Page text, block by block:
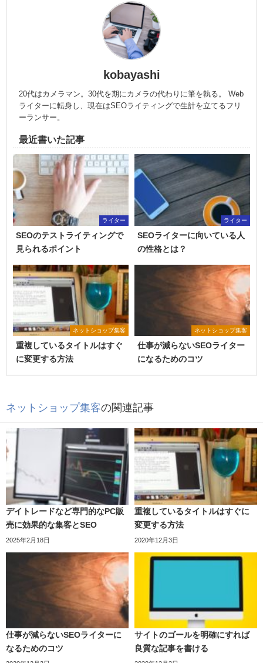
kobayashi
20代はカメラマン。30代を期にカメラの代わりに筆を執る。 Web
ライターに転身し、現在はSEOライティングで生計を立てるフリ
ーランサー。
最近書いた記事
ライター
SEOのテストライティングで
見られるポイント
ライター
SEOライターに向いている人
の性格とは？
ネットショップ集客
重複しているタイトルはすぐ
に変更する方法
ネットショップ集客
仕事が減らないSEOライター
になるためのコツ
ネットショップ集客の関連記事
デイトレードなど専門的なPC販
売に効果的な集客とSEO
2025年2月18日
重複しているタイトルはすぐに
変更する方法
2020年12月3日
仕事が減らないSEOライターに
なるためのコツ
サイトのゴールを明確にすれば
良質な記事を書ける